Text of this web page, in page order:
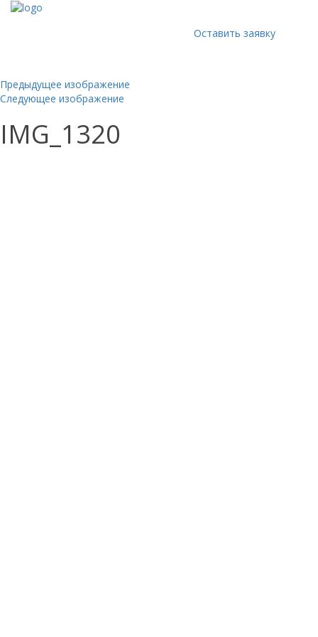
Оставить заявку
Предыдущее изображение
Следующее изображение
IMG_1320